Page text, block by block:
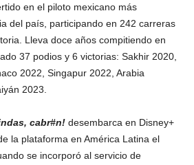
en el piloto mexicano más
del país, participando en 242 carreras
Lleva doce años compitiendo en
37 podios y 6 victorias: Sakhir 2020,
2022, Singapur 2022, Arabia
2023.
cabr#n! desembarca en Disney+
la plataforma en América Latina el
se incorporó al servicio de